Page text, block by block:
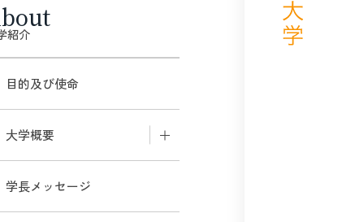
紹介
目的及び使命
大学概要
和歌山大学のあゆみ
学長メッセージ